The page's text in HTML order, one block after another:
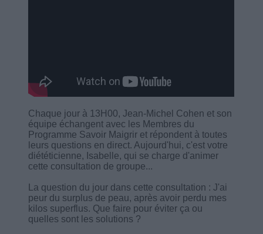
Chaque jour à 13H00, Jean-Michel Cohen et son
équipe échangent avec les Membres du
Programme Savoir Maigrir et répondent à toutes
leurs questions en direct. Aujourd'hui, c'est votre
diététicienne, Isabelle, qui se charge d'animer
cette consultation de groupe...
La question du jour dans cette consultation : J'ai
peur du surplus de peau, après avoir perdu mes
kilos superflus. Que faire pour éviter ça ou
quelles sont les solutions ?